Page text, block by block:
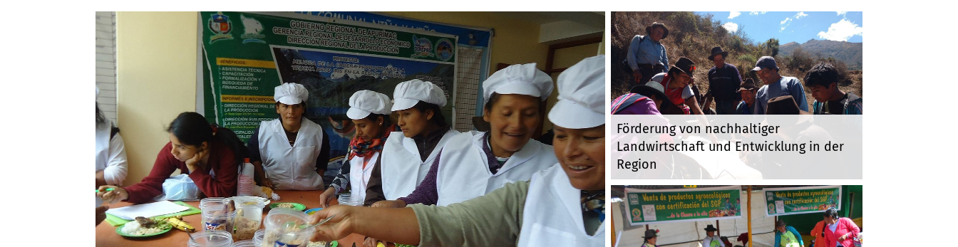
Förderung von nachhaltiger
Landwirtschaft und Entwicklung in der
Region